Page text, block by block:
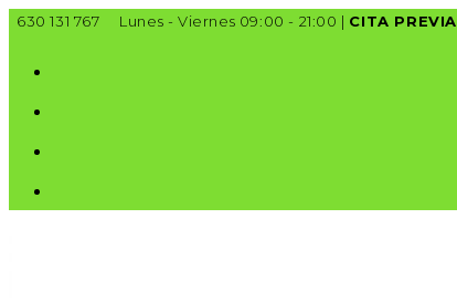
Ir
contenido
630 131 767 Lunes - Viernes 09:00 - 21:00 | CITA PREVIA